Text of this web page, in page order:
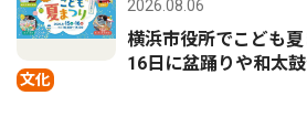
文化
2026.08.06
横浜市役所でこども
16日に盆踊りや和太